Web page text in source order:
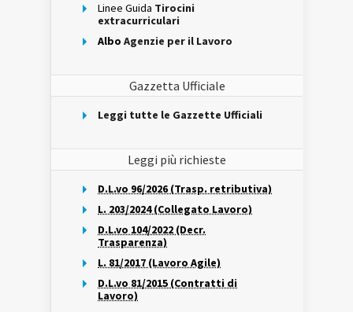
Linee Guida Tirocini
extracurriculari
Albo Agenzie per il Lavoro
Gazzetta Ufficiale
Leggi tutte le Gazzette Ufficiali
Leggi più richieste
D.L.vo 96/2026 (Trasp. retributiva)
L. 203/2024 (Collegato Lavoro)
D.L.vo 104/2022 (Decr.
Trasparenza)
L. 81/2017 (Lavoro Agile)
D.L.vo 81/2015 (Contratti di
Lavoro)